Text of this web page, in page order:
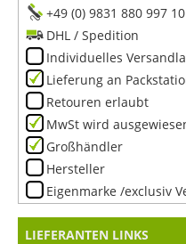
+49 (0) 9831 880 997 10
DHL / Spedition
Individuelles
Lieferung an
Retouren erlaubt
MwSt wird
Großhändler
Hersteller
Eigenmarke /exclusiv
LIEFERANTEN LINKS